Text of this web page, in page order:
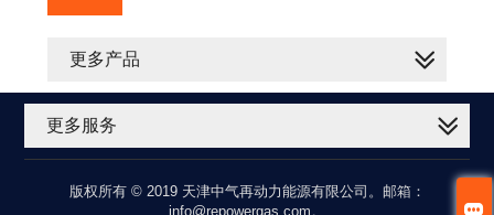

更多产品
更多服务
版权所有 © 2019 天津中气再动力能源有限公司。邮箱：
info@repowergas.com。